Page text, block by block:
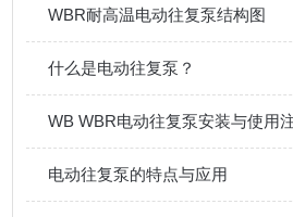
WBR耐高温电动往复泵结构图
什么是电动往复泵？
WB WBR电动往复泵安装与使用
电动往复泵的特点与应用